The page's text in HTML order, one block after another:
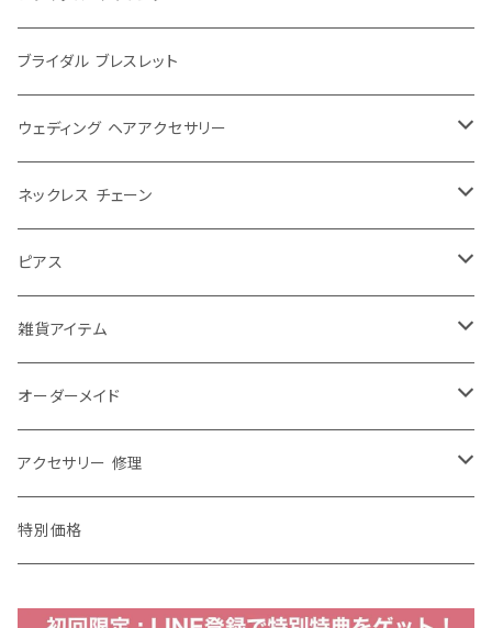
シンプル
パール
レース
お花
チョーカー
ショルダーネックレス
大ぶり
シンプル
パール
ゆれる
ゆれない
お花
2way
ブライダル ブレスレット
ウェディング ヘアアクセサリー
ウェディングティアラ
大きめ
ふつう
ウェディング リボンカチューシャ
ウェディング ヘッドドレス
ヘアアクセその他
ネックレス チェーン
40センチ
50センチ
60センチ
70センチ
80センチ
ピアス
チャーム ピアス
ピアス チャーム パーツ
雑貨アイテム
ブローチ
エリトメール
アニマルブローチ
ピンブローチ
ストールピン
オーダーメイド
修理・加工
アクセサリー 修理
ネックレス チェーン 修理
特別価格